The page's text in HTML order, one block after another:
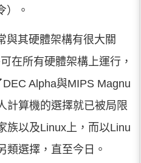
）。
與其硬體架構有很大關
在所有硬體架構上運行，
Alpha與MIPS Magnu
計算機的選擇就已被局限
族以及Linux上，而以Linu
類選擇，直至今日。